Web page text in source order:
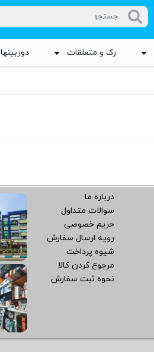
رک و متعلقات
درباره ما
سوالات متداول
حریم خصوصی
رویه ارسال سفارش
شیوه پرداخت
مرجوع کردن کالا
نحوه ثبت سفارش